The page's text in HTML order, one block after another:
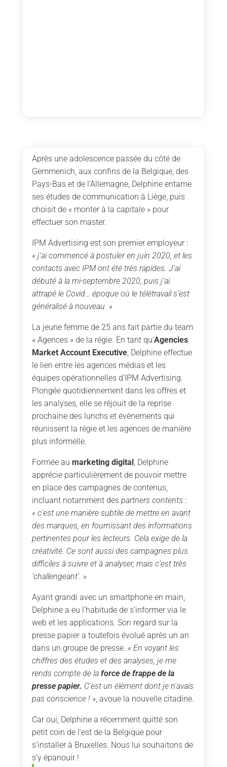
Après une adolescence passée du côté de
Gemmenich, aux confins de la Belgique, des
Pays-Bas et de l’Allemagne, Delphine entame
ses études de communication à Liège, puis
choisit de « monter à la capitale » pour
effectuer son master.
IPM Advertising est son premier employeur :
« j’ai commencé à postuler en juin 2020, et les
contacts avec IPM ont été très rapides. J’ai
débuté à la mi-septembre 2020, puis j’ai
attrapé le Covid… époque où le télétravail s’est
généralisé à nouveau. »
La jeune femme de 25 ans fait partie du team
« Agences » de la régie. En tant qu’Agencies
Market Account Executive, Delphine effectue
le lien entre les agences médias et les
équipes opérationnelles d’IPM Advertising.
Plongée quotidiennement dans les offres et
les analyses, elle se réjouit de la reprise
prochaine des lunchs et évènements qui
réunissent la régie et les agences de manière
plus informelle.
Formée au marketing digital, Delphine
apprécie particulièrement de pouvoir mettre
en place des campagnes de contenus,
incluant notamment des partners contents :
« c’est une manière subtile de mettre en avant
des marques, en fournissant des informations
pertinentes pour les lecteurs. Cela exige de la
créativité. Ce sont aussi des campagnes plus
difficiles à suivre et à analyser, mais c’est très
‘challengeant’. »
Ayant grandi avec un smartphone en main,
Delphine a eu l’habitude de s’informer via le
web et les applications. Son regard sur la
presse papier a toutefois évolué après un an
dans un groupe de presse. « En voyant les
chiffres des études et des analyses, je me
rends compte de la force de frappe de la
presse papier. C’est un élément dont je n’avais
pas conscience ! », avoue la nouvelle citadine.
Car oui, Delphine a récemment quitté son
petit coin de l’est de la Belgique pour
s’installer à Bruxelles. Nous lui souhaitons de
s’y épanouir !